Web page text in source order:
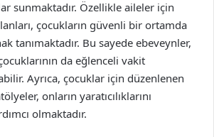
sunmaktadır. Özellikle aileler için
çocukların güvenli bir ortamda
tanımaktadır. Bu sayede ebeveynler,
da eğlenceli vakit
Ayrıca, çocuklar için düzenlenen
onların yaratıcılıklarını
olmaktadır.